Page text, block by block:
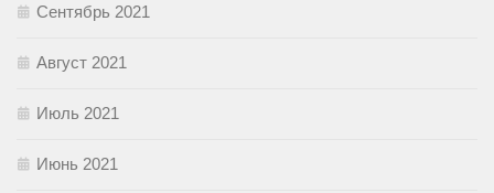
Сентябрь 2021
Август 2021
Июль 2021
Июнь 2021